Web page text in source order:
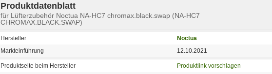
Produktdatenblatt
für Lüfterzubehör Noctua NA-HC7 chromax.black.swap (NA-HC7
CHROMAX.BLACK.SWAP)
Hersteller
Noctua
Markteinführung
12.10.2021
Produktseite beim Hersteller
Produktlink vorschlagen